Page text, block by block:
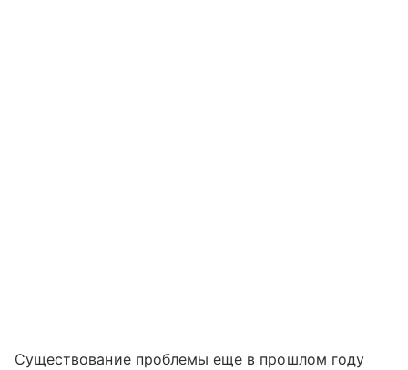
Существование проблемы еще в прошлом году